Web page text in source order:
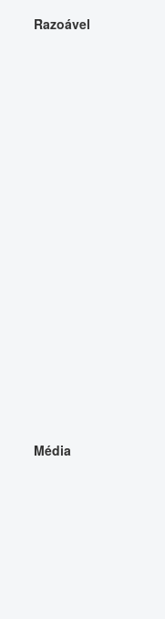
Razoável
Média